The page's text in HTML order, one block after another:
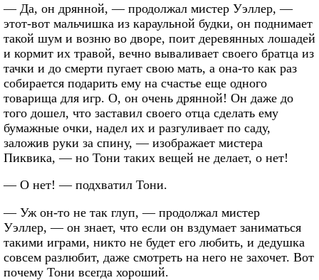
— Да, он дрянной, — продолжал мистер Уэллер, —
этот-вот мальчишка из караульной будки, он поднимает
такой шум и возню во дворе, поит деревянных лошадей
и кормит их травой, вечно вываливает своего братца из
тачки и до смерти пугает свою мать, а она-то как раз
собирается подарить ему на счастье еще одного
товарища для игр. О, он очень дрянной! Он даже до
того дошел, что заставил своего отца сделать ему
бумажные очки, надел их и разгуливает по саду,
заложив руки за спину, — изображает мистера
Пиквика, — но Тони таких вещей не делает, о нет!
— О нет! — подхватил Тони.
— Уж он-то не так глуп, — продолжал мистер
Уэллер, — он знает, что если он вздумает заниматься
такими играми, никто не будет его любить, и дедушка
совсем разлюбит, даже смотреть на него не захочет. Вот
почему Тони всегда хороший.